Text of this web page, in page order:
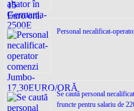
Personal necalificat-
Se caută personal
fruncte pentru salariu de